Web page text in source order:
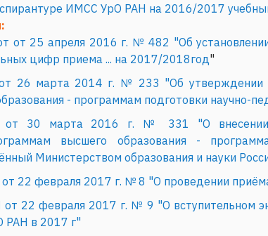
ИМСС УрО РАН на 2016/2017
от 25 апреля 2016 г. № 482 "Об
цифр приема ... на 2017/2018год"
26 марта 2014 г. № 233 "Об утверждении
- программам подготовки научно-
от 30 марта 2016 г. № 331 "О
высшего образования -
Министерством образования и науки
22 февраля 2017 г. № 8 "О проведении
22 февраля 2017 г. № 9 "О вступительном
РАН в 2017 г"